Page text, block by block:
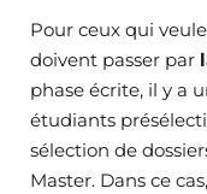
Pour ceux qui
doivent passer par
phase écrite, il y a
étudiants
sélection de
Master. Dans ce